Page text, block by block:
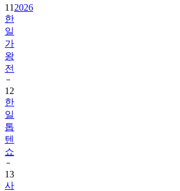
11 2026
한
일
가
왕
전
12
한
일
톱
텐
쇼
13
사